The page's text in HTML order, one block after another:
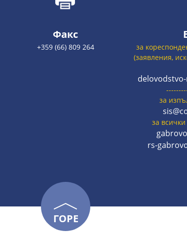
Факс
+359 (66) 809 264
за
(заявления,
за
за
rs-
ГОРЕ